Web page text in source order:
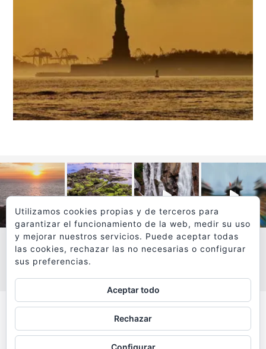
VER MÁS
Todos los textos y fotografías de
www.viajesyfotografia.comson propiedad de su autor
Utilizamos cookies propias y de terceros para
garantizar el funcionamiento de la web, medir su uso
y mejorar nuestros servicios. Puede aceptar todas
las cookies, rechazar las no necesarias o configurar
sus preferencias.
Aceptar todo
Rechazar
Configurar